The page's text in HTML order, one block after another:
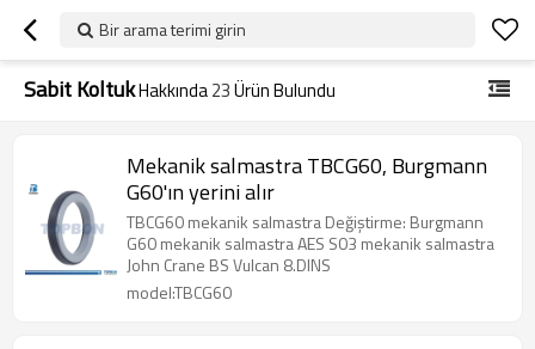
Bir arama terimi girin
Sabit KoltukHakkında23Ürün Bulundu
Mekanik salmastra TBCG60, Burgmann
G60'ın yerini alır
TBCG60 mekanik salmastra Değiştirme: Burgmann
G60 mekanik salmastra AES S03 mekanik salmastra
John Crane BS Vulcan 8.DINS
model:TBCG60